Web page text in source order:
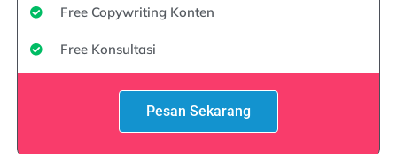
Free Copywriting Konten
Free Konsultasi
Pesan Sekarang